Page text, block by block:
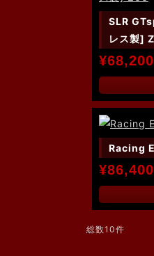
SLR
レス製]
¥68,200
Racing
¥86,400
総数10件